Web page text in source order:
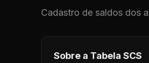
Cadastro de saldos dos
Sobre a Tabela SCS